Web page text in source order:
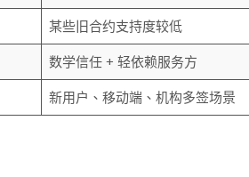
某些旧合约支持度较低
数学信任 + 轻依赖服务方
新用户、移动端、机构多签场景